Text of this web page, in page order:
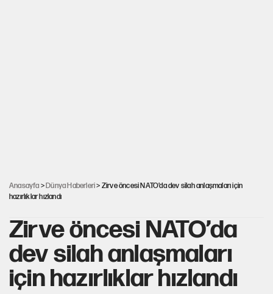
Anasayfa >Dünya Haberleri> Zirve öncesi NATO’da dev silah anlaşmaları için
hazırlıklar hızlandı
Zirve öncesi NATO’da
dev silah anlaşmaları
için hazırlıklar hızlandı